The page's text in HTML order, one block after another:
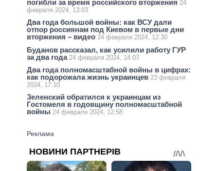
погибли за время российского вторжения 24
февраля 2024, 13:03
Два года большой войны: как ВСУ дали
отпор россиянам под Киевом в первые дни
вторжения – видео 24 февраля 2024, 12:30
Буданов рассказал, как усилили работу ГУР
за два года 24 февраля 2024, 14:07
Два года полномасштабной войны в цифрах:
как подорожала жизнь украинцев 23 февраля
2024, 17:10
Зеленский обратился к украинцам из
Гостомеля в годовщину полномасштабной
войны 24 февраля 2024, 12:58